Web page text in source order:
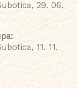
29. 06.
11. 11.